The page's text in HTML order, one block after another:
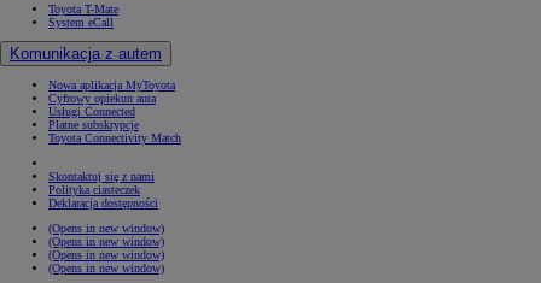
Toyota T-Mate
System eCall
Komunikacja z autem
Nowa aplikacja MyToyota
Cyfrowy opiekun auta
Usługi Connected
Płatne subskrypcje
Toyota Connectivity Match
Skontaktuj się z nami
Polityka ciasteczek
Deklaracja dostępności
(Opens in new window)
(Opens in new window)
(Opens in new window)
(Opens in new window)